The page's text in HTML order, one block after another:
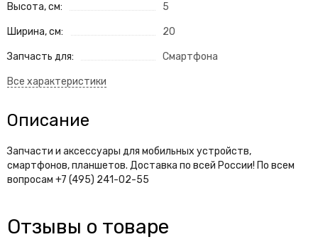
Высота, см: 5
Ширина, см: 20
Запчасть для: Смартфона
Описание
Запчасти и аксессуары для мобильных устройств,
смартфонов, планшетов. Доставка по всей России! По всем
вопросам +7 (495) 241-02-55
Отзывы о товаре